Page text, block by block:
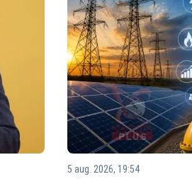
5 aug. 2026, 19:54